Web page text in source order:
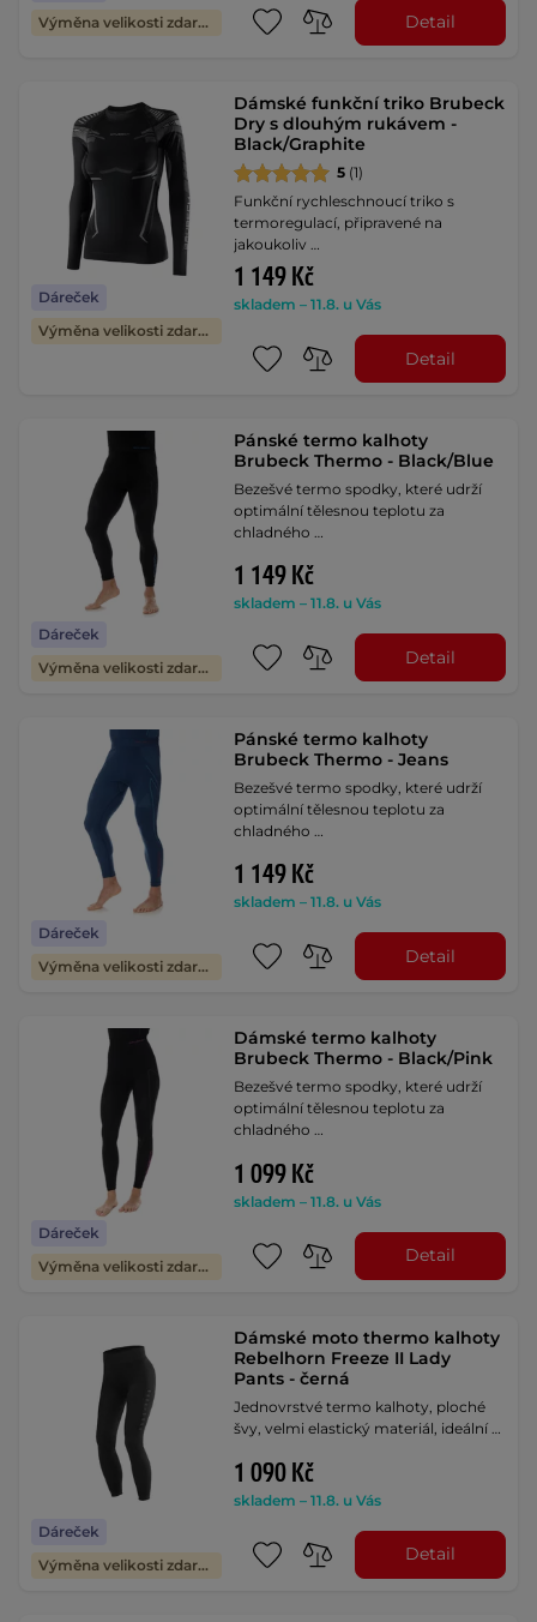
Výměna velikosti zdarma
Detail
Dáreček
Výměna velikosti zdarma
Dámské funkční triko Brubeck
Dry s dlouhým rukávem -
Black/Graphite
5 (1)
Funkční rychleschnoucí triko s
termoregulací, připravené na
jakoukoliv …
1 149 Kč
skladem – 11.8. u Vás
Detail
Dáreček
Výměna velikosti zdarma
Pánské termo kalhoty
Brubeck Thermo - Black/Blue
Bezešvé termo spodky, které udrží
optimální tělesnou teplotu za
chladného …
1 149 Kč
skladem – 11.8. u Vás
Detail
Dáreček
Výměna velikosti zdarma
Pánské termo kalhoty
Brubeck Thermo - Jeans
Bezešvé termo spodky, které udrží
optimální tělesnou teplotu za
chladného …
1 149 Kč
skladem – 11.8. u Vás
Detail
Dáreček
Výměna velikosti zdarma
Dámské termo kalhoty
Brubeck Thermo - Black/Pink
Bezešvé termo spodky, které udrží
optimální tělesnou teplotu za
chladného …
1 099 Kč
skladem – 11.8. u Vás
Detail
Dáreček
Výměna velikosti zdarma
Dámské moto thermo kalhoty
Rebelhorn Freeze II Lady
Pants - černá
Jednovrstvé termo kalhoty, ploché
švy, velmi elastický materiál, ideální …
1 090 Kč
skladem – 11.8. u Vás
Detail